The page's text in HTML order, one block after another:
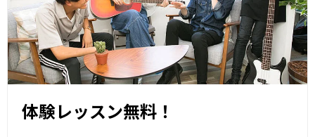
体験レッスン無料！